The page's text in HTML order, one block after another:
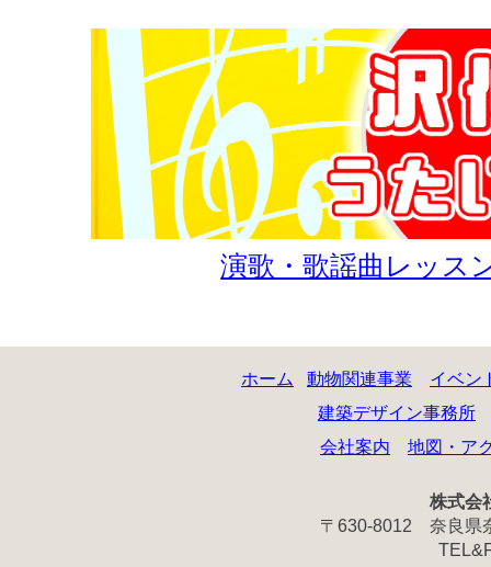
演歌・歌謡曲レッス
ホーム 動物関連事業
イベン
建築デザイン事務所
会社案内
地図・ア
株式会
〒630-8012 奈良県